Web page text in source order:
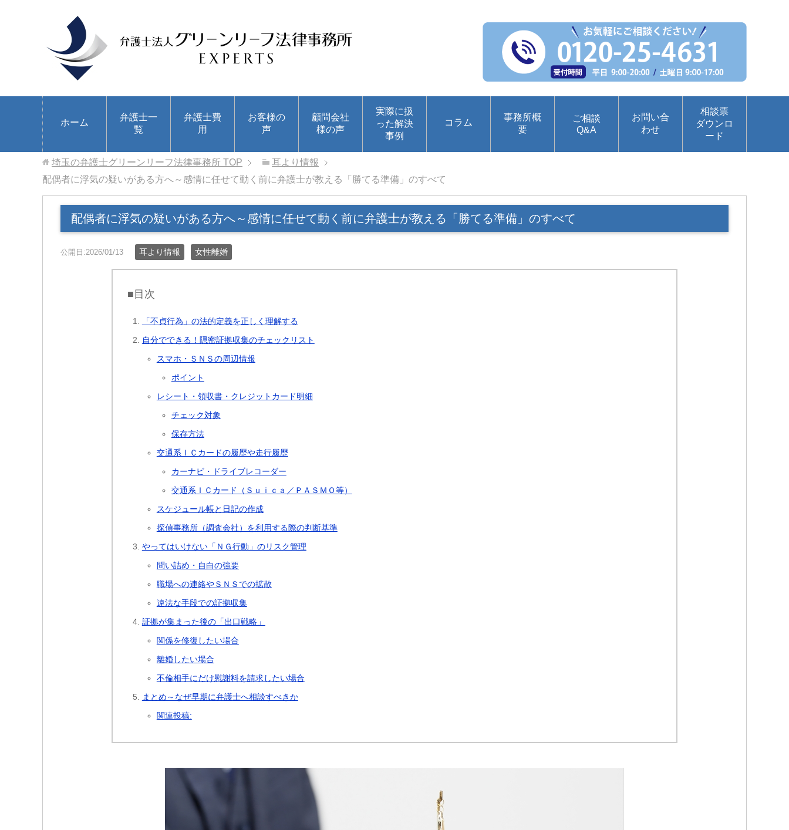
ホーム
弁護士一
覧
弁護士費
用
お客様の
声
顧問会社
様の声
実際に扱
った解決
事例
コラム
事務所概
要
ご相談
Q&A
お問い合
わせ
相談票
ダウンロ
ード
埼玉の弁護士グリーンリーフ法律事務所 TOP
耳より情報
配偶者に浮気の疑いがある方へ～感情に任せて動く前に弁護士が教える「勝てる準備」のすべて
配偶者に浮気の疑いがある方へ～感情に任せて動く前に弁護士が教える「勝てる準備」のすべて
公開日:2026/01/13 耳より情報 女性離婚
■目次
「不貞行為」の法的定義を正しく理解する
自分でできる！隠密証拠収集のチェックリスト
スマホ・ＳＮＳの周辺情報
ポイント
レシート・領収書・クレジットカード明細
チェック対象
保存方法
交通系ＩＣカードの履歴や走行履歴
カーナビ・ドライブレコーダー
交通系ＩＣカード（Ｓｕｉｃａ／ＰＡＳＭＯ等）
スケジュール帳と日記の作成
探偵事務所（調査会社）を利用する際の判断基準
やってはいけない「ＮＧ行動」のリスク管理
問い詰め・自白の強要
職場への連絡やＳＮＳでの拡散
違法な手段での証拠収集
証拠が集まった後の「出口戦略」
関係を修復したい場合
離婚したい場合
不倫相手にだけ慰謝料を請求したい場合
まとめ～なぜ早期に弁護士へ相談すべきか
関連投稿: